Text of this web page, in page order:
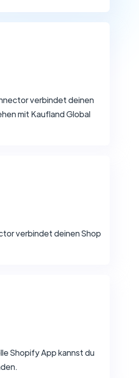
verbindet deinen
mit Kaufland Global
verbindet deinen Shop
Shopify App kannst du